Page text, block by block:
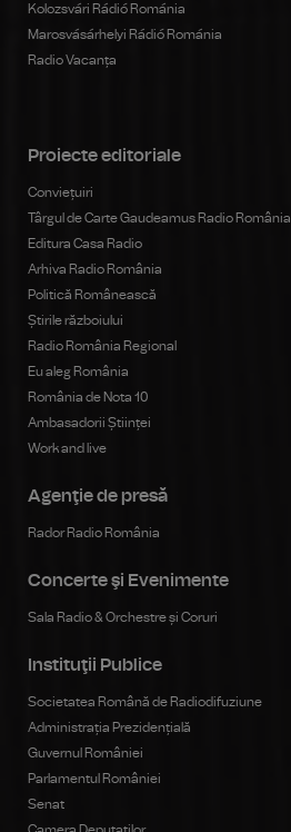
Kolozsvári Rádió Románia
Marosvásárhelyi Rádió Románia
Radio Vacanța
Proiecte editoriale
Conviețuiri
Târgul de Carte Gaudeamus Radio România
Editura Casa Radio
Arhiva Radio România
Politică Românească
Știrile războiului
Radio România Regional
Eu aleg România
România de Nota 10
Ambasadorii Științei
Work and live
Agenţie de presă
Rador Radio România
Concerte şi Evenimente
Sala Radio & Orchestre și Coruri
Instituţii Publice
Societatea Română de Radiodifuziune
Administrația Prezidențială
Guvernul României
Parlamentul României
Senat
Camera Deputaților